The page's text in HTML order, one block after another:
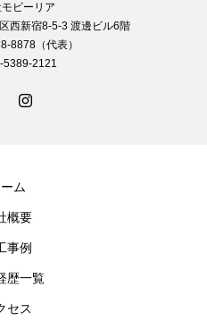
ビーリア
西新宿8-5-3 渡邊ビル6階
8878（代表）
5389-2121
ム
概要
事例
歴一覧
セス